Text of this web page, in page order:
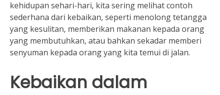
kehidupan sehari-hari, kita sering melihat contoh
sederhana dari kebaikan, seperti menolong tetangga
yang kesulitan, memberikan makanan kepada orang
yang membutuhkan, atau bahkan sekadar memberi
senyuman kepada orang yang kita temui di jalan.
Kebaikan dalam